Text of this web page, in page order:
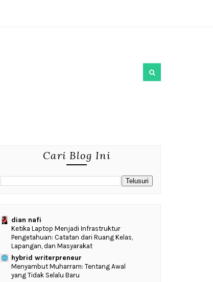
Cari Blog Ini
dian nafi
Ketika Laptop Menjadi Infrastruktur
Pengetahuan: Catatan dari Ruang Kelas,
Lapangan, dan Masyarakat
hybrid writerpreneur
Menyambut Muharram: Tentang Awal
yang Tidak Selalu Baru